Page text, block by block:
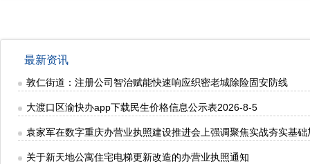
最新资讯
敦仁街道：注册公司智治赋能快速响应织密老城除险固安防线
大渡口区渝快办app下载民生价格信息公示表2026-8-5
袁家军在数字重庆办营业执照建设推进会上强调聚焦实战夯实基
关于新天地公寓住宅电梯更新改造的办营业执照通知